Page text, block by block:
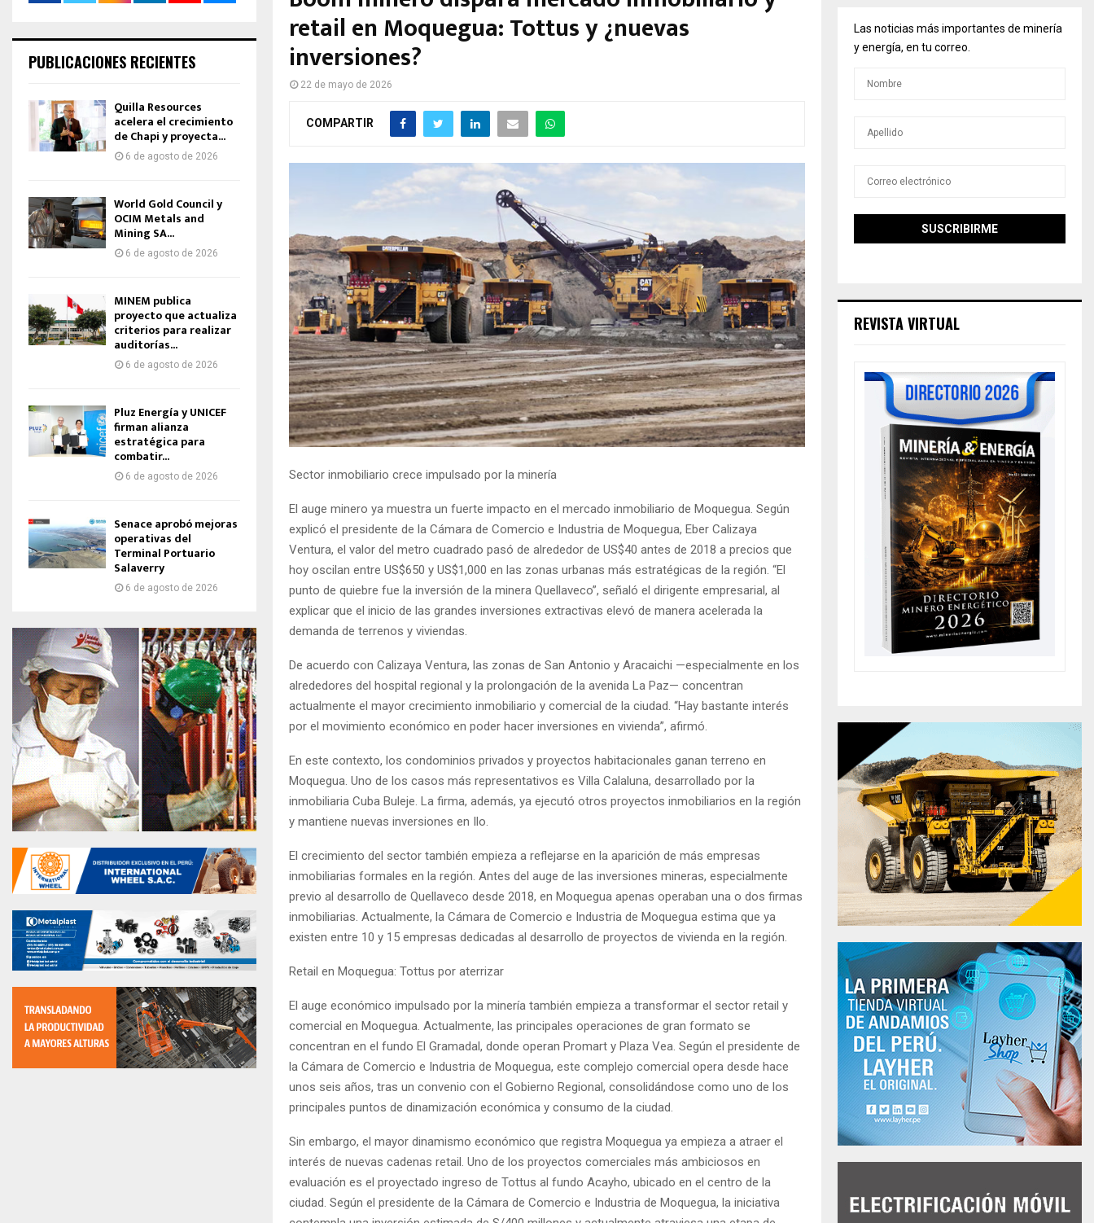
retail en Moquegua: Tottus y ¿nuevas
inversiones?
22 de mayo de 2026
COMPARTIR
Sector inmobiliario crece impulsado por la minería
El auge minero ya muestra un fuerte impacto en el mercado inmobiliario de Moquegua. Según
explicó el presidente de la Cámara de Comercio e Industria de Moquegua, Eber Calizaya
Ventura, el valor del metro cuadrado pasó de alrededor de US$40 antes de 2018 a precios que
hoy oscilan entre US$650 y US$1,000 en las zonas urbanas más estratégicas de la región. “El
punto de quiebre fue la inversión de la minera Quellaveco”, señaló el dirigente empresarial, al
explicar que el inicio de las grandes inversiones extractivas elevó de manera acelerada la
demanda de terrenos y viviendas.
De acuerdo con Calizaya Ventura, las zonas de San Antonio y Aracaichi —especialmente en los
alrededores del hospital regional y la prolongación de la avenida La Paz— concentran
actualmente el mayor crecimiento inmobiliario y comercial de la ciudad. “Hay bastante interés
por el movimiento económico en poder hacer inversiones en vivienda”, afirmó.
En este contexto, los condominios privados y proyectos habitacionales ganan terreno en
Moquegua. Uno de los casos más representativos es Villa Calaluna, desarrollado por la
inmobiliaria Cuba Buleje. La firma, además, ya ejecutó otros proyectos inmobiliarios en la región
y mantiene nuevas inversiones en Ilo.
El crecimiento del sector también empieza a reflejarse en la aparición de más empresas
inmobiliarias formales en la región. Antes del auge de las inversiones mineras, especialmente
previo al desarrollo de Quellaveco desde 2018, en Moquegua apenas operaban una o dos firmas
inmobiliarias. Actualmente, la Cámara de Comercio e Industria de Moquegua estima que ya
existen entre 10 y 15 empresas dedicadas al desarrollo de proyectos de vivienda en la región.
Retail en Moquegua: Tottus por aterrizar
El auge económico impulsado por la minería también empieza a transformar el sector retail y
comercial en Moquegua. Actualmente, las principales operaciones de gran formato se
concentran en el fundo El Gramadal, donde operan Promart y Plaza Vea. Según el presidente de
la Cámara de Comercio e Industria de Moquegua, este complejo comercial opera desde hace
unos seis años, tras un convenio con el Gobierno Regional, consolidándose como uno de los
principales puntos de dinamización económica y consumo de la ciudad.
Sin embargo, el mayor dinamismo económico que registra Moquegua ya empieza a atraer el
interés de nuevas cadenas retail. Uno de los proyectos comerciales más ambiciosos en
evaluación es el proyectado ingreso de Tottus al fundo Acayho, ubicado en el centro de la
ciudad. Según el presidente de la Cámara de Comercio e Industria de Moquegua, la iniciativa
PUBLICACIONES RECIENTES
Quilla Resources
acelera el crecimiento
de Chapi y proyecta...
6 de agosto de 2026
World Gold Council y
OCIM Metals and
Mining SA...
6 de agosto de 2026
MINEM publica
proyecto que actualiza
criterios para realizar
auditorías...
6 de agosto de 2026
Pluz Energía y UNICEF
firman alianza
estratégica para
combatir...
6 de agosto de 2026
Senace aprobó mejoras
operativas del
Terminal Portuario
Salaverry
6 de agosto de 2026
Las noticias más importantes de minería
y energía, en tu correo.
REVISTA VIRTUAL